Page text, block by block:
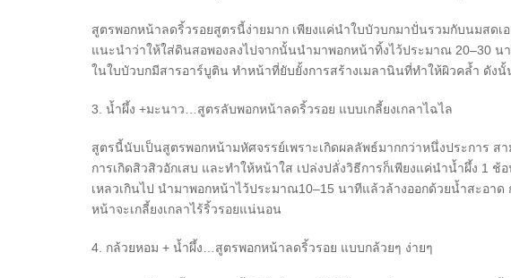
สูตรพอกหน้าลดริ้วรอยสูตรนี้ง่ายมาก เพียงแค่นำใบบัวบกมาปั่นรวมกับนมสดเ
แนะนำว่าให้ใส่ดินสอพองลงไปจากนั้นนำมาพอกหน้าทิ้งไว้ประมาณ 20–30 น
ในใบบัวบกมีสารอาร์บูติน ทำหน้าที่ยับยั้งการสร้างเมลานินที่ทำให้ผิวคล้ำ ดัง
3. น้ำผึ้ง +มะนาว…สูตรลับพอกหน้าลดริ้วรอย แบบเกลี้ยงเกลาไฉไล
สูตรนี้นับเป็นสูตรพอกหน้ามหัศจรรย์เพราะเกิดผลลัพธ์มากกว่าหนึ่งประการ
การเกิดสิวสิวอักเสบ และทำให้หน้าใส เปล่งปลั่งวิธีการก็เพียงแค่นำน้ำผึ้ง 1
เหลวเกินไป นำมาพอกหน้าไว้ประมาณ10–15 นาทีแล้วล้างออกด้วยน้ำสะอา
หน้าจะเกลี้ยงเกลาไร้ริ้วรอยแน่นอน
4. กล้วยหอม + น้ำผึ้ง…สูตรพอกหน้าลดริ้วรอย แบบกล้วยๆ ง่ายๆ